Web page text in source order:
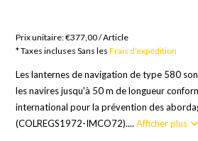
Prix unitaire:€377,00/Article
* Taxes incluses Sans lesFrais d'expédition
Les lanternes de navigation de type 580
les navires jusqu'à 50 m de longueur
international pour la prévention des
(COLREGS1972-IMCO72)....Afficher plus